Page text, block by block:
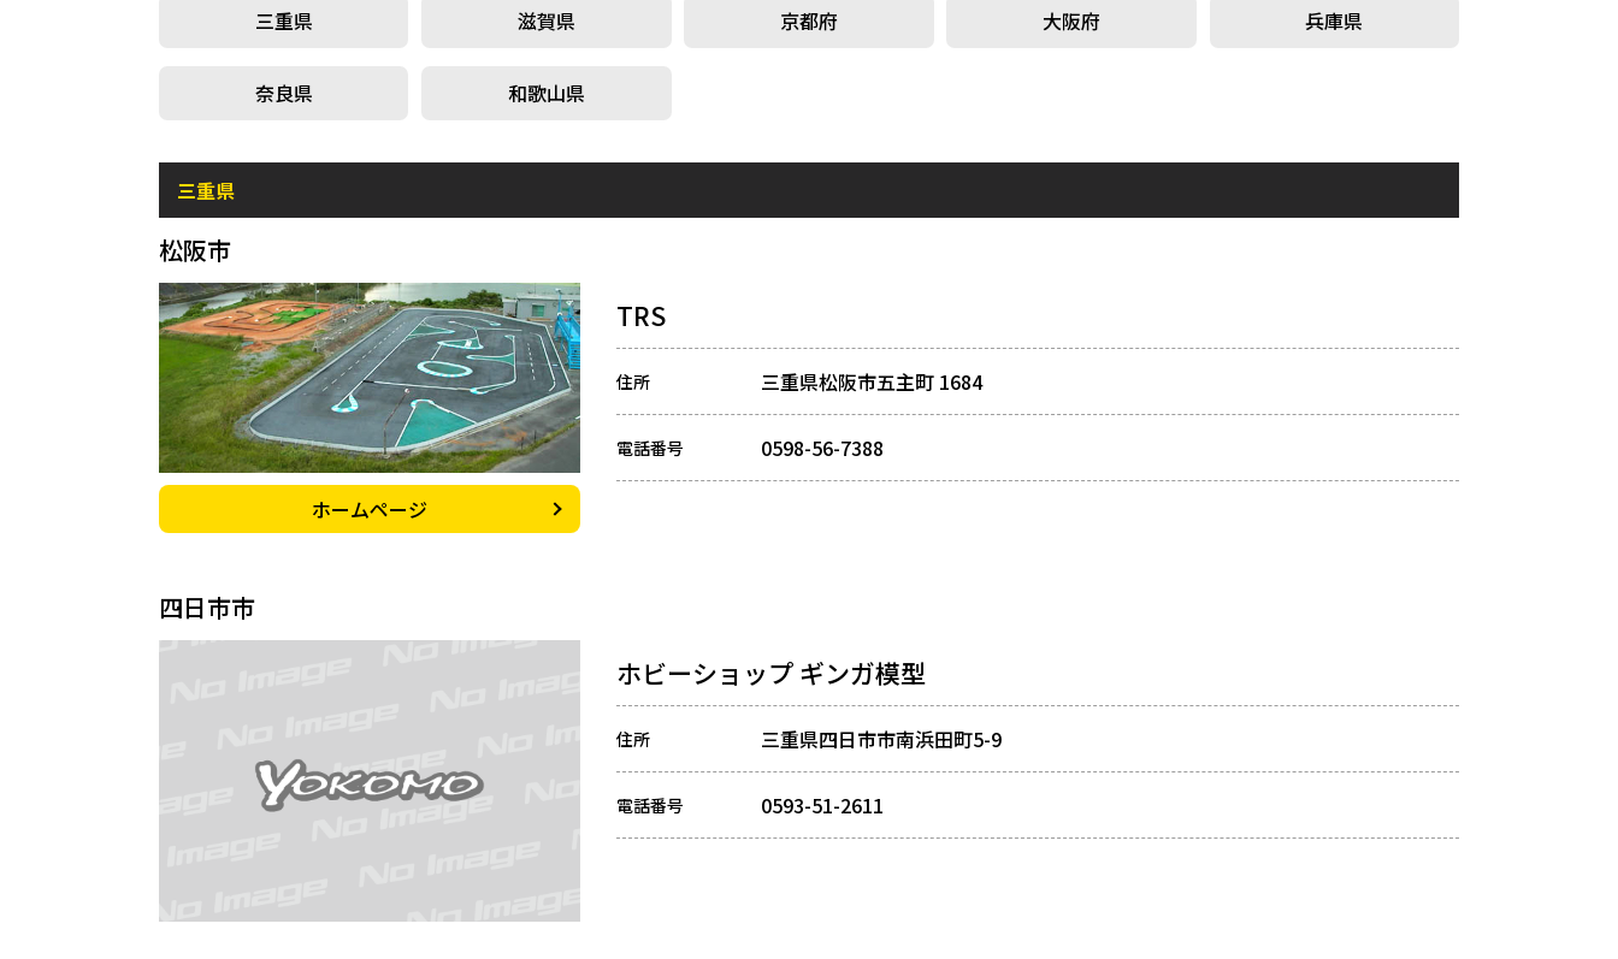
三重県 滋賀県 京都府 大阪府 兵庫県
奈良県 和歌山県
三重県
松阪市
ホームページ
TRS
住所 三重県松阪市五主町 1684
電話番号 0598-56-7388
四日市市
ホビーショップ ギンガ模型
住所 三重県四日市市南浜田町5-9
電話番号 0593-51-2611